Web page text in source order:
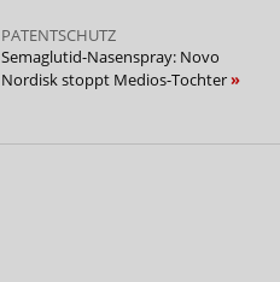
PATENTSCHUTZ
Semaglutid-Nasenspray: Novo
Nordisk stoppt Medios-Tochter